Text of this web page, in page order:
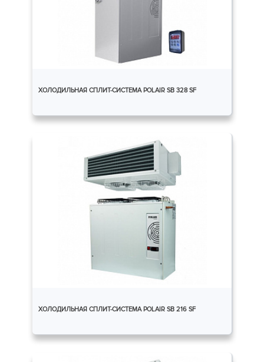
ХОЛОДИЛЬНАЯ СПЛИТ-СИСТЕМА POLAIR SB 328 SF
ХОЛОДИЛЬНАЯ СПЛИТ-СИСТЕМА POLAIR SB 216 SF